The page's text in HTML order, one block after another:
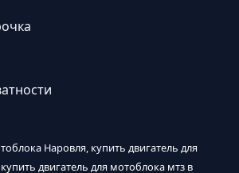
Наровля, купить двигатель для
двигатель для мотоблока мтз в